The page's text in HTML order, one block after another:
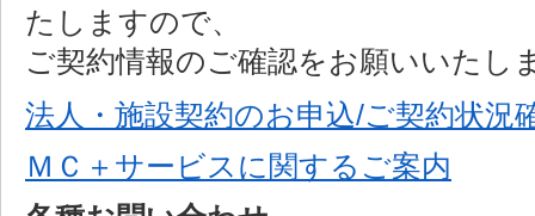
たしますので、
ご契約情報のご確認をお願いいたし
法人・施設契約のお申込/ご契約状況
ＭＣ＋サービスに関するご案内